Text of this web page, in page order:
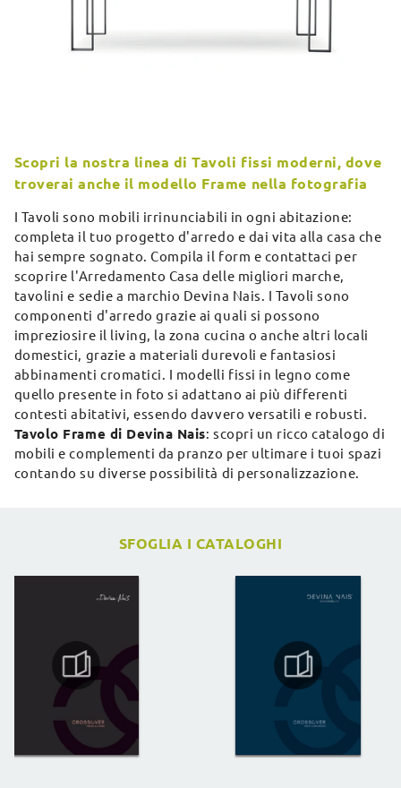
Scopri la nostra linea di Tavoli fissi moderni, dove
troverai anche il modello Frame nella fotografia
I Tavoli sono mobili irrinunciabili in ogni abitazione:
completa il tuo progetto d'arredo e dai vita alla casa che
hai sempre sognato. Compila il form e contattaci per
scoprire l'Arredamento Casa delle migliori marche,
tavolini e sedie a marchio Devina Nais. I Tavoli sono
componenti d'arredo grazie ai quali si possono
impreziosire il living, la zona cucina o anche altri locali
domestici, grazie a materiali durevoli e fantasiosi
abbinamenti cromatici. I modelli fissi in legno come
quello presente in foto si adattano ai più differenti
contesti abitativi, essendo davvero versatili e robusti.
Tavolo Frame di Devina Nais: scopri un ricco catalogo di
mobili e complementi da pranzo per ultimare i tuoi spazi
contando su diverse possibilità di personalizzazione.
SFOGLIA I CATALOGHI